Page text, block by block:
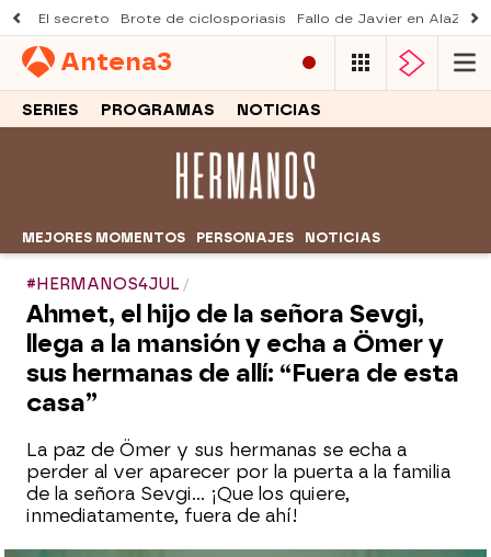
El secreto Brote de ciclosporiasis Fallo de Javier en AlaZ
Antena3
SERIES PROGRAMAS NOTICIAS
MEJORES MOMENTOS PERSONAJES NOTICIAS
#HERMANOS4JUL
Ahmet, el hijo de la señora Sevgi,
llega a la mansión y echa a Ömer y
sus hermanas de allí: “Fuera de esta
casa”
La paz de Ömer y sus hermanas se echa a
perder al ver aparecer por la puerta a la familia
de la señora Sevgi… ¡Que los quiere,
inmediatamente, fuera de ahí!